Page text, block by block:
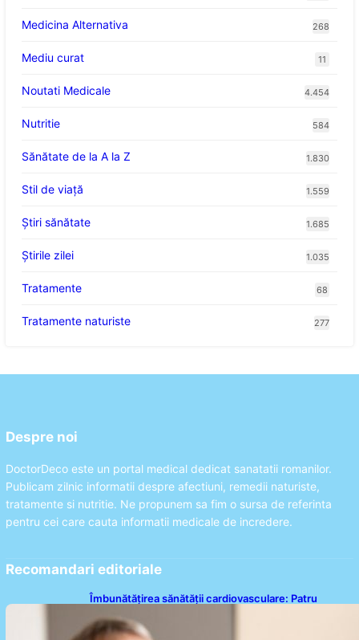
Medicina Alternativa 268
Mediu curat 11
Noutati Medicale 4.454
Nutritie 584
Sănătate de la A la Z 1.830
Stil de viaţă 1.559
Ştiri sănătate 1.685
Știrile zilei 1.035
Tratamente 68
Tratamente naturiste 277
Despre noi
DoctorDeco este un portal medical dedicat sanatatii romanilor.
Publicam zilnic informatii despre afectiuni, remedii naturiste,
tratamente si nutritie. Ne propunem sa fim o sursa de referinta
pentru cei care cauta informatii medicale de incredere.
Recomandari editoriale
Îmbunătățirea sănătății cardiovasculare: Patru
la domiciliu